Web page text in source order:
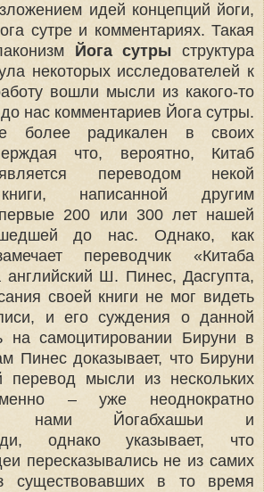
идей концепций йоги,
сутре и комментариях. Такая
Йога сутрыструктура
некоторых исследователей к
вошли мысли из какого-то
нас комментариев Йога сутры.
более радикален в своих
что, вероятно, Китаб
переводом некой
написанной другим
200 или 300 лет нашей
до нас. Однако, как
переводчик «Китаба
Ш. Пинес, Дасгупта,
своей книги не мог видеть
и его суждения о данной
на самоцитировании Бируни в
Пинес доказывает, что Бируни
перевод мысли из нескольких
– уже неоднократно
нами Йогабхашьи и
однако указывает, что
пересказывались не из самих
существовавших в то время